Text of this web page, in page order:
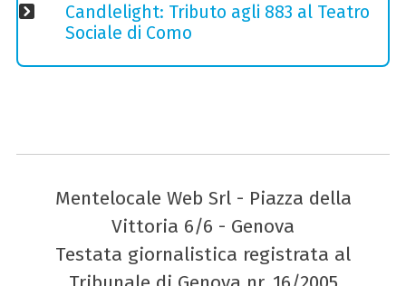
Candlelight: Tributo agli 883 al Teatro
Sociale di Como
Mentelocale Web Srl - Piazza della
Vittoria 6/6 - Genova
Testata giornalistica registrata al